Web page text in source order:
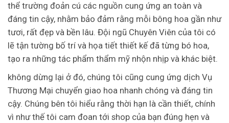
thể trường đoản cú các nguồn cung ứng an toàn và
đáng tin cậy, nhằm bảo đảm rằng mỗi bông hoa gần như
tươi, rất đẹp và bền lâu. Đội ngũ Chuyên Viên của tôi có
lẽ tận tường bố trí và họa tiết thiết kế đã từng bó hoa,
tạo ra những tác phẩm thẩm mỹ nhộn nhịp và khác biệt.
không dừng lại ở đó, chúng tôi cũng cung ứng dịch Vụ
Thương Mại chuyển giao hoa nhanh chóng và đáng tin
cậy. Chúng bên tôi hiểu rằng thời hạn là cần thiết, chính
vì như thế tôi cam đoan tới shop của bạn đúng hẹn và